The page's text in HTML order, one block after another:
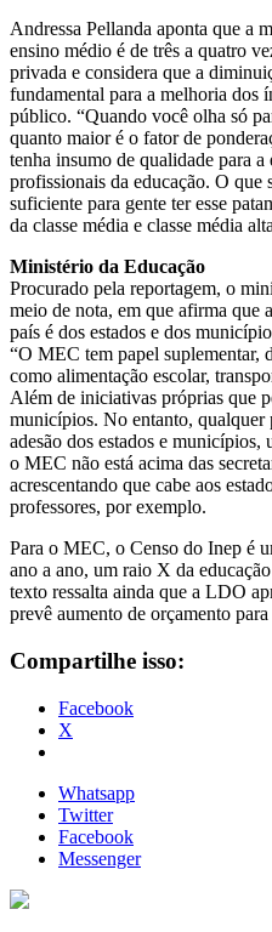
Andressa Pellanda aponta que a
ensino médio é de três a quatro
privada e considera que a
fundamental para a melhoria dos
público. “Quando você olha só
quanto maior é o fator de
tenha insumo de qualidade para
profissionais da educação. O que
suficiente para gente ter esse
da classe média e classe média
Ministério da Educação
Procurado pela reportagem, o
meio de nota, em que afirma que
país é dos estados e dos
“O MEC tem papel suplementar,
como alimentação escolar,
Além de iniciativas próprias que
municípios. No entanto, qualquer
adesão dos estados e municípios,
o MEC não está acima das
acrescentando que cabe aos
professores, por exemplo.
Para o MEC, o Censo do Inep é
ano a ano, um raio X da
texto ressalta ainda que a LDO
prevê aumento de orçamento
Compartilhe isso:
Facebook
X
Whatsapp
Twitter
Facebook
Messenger